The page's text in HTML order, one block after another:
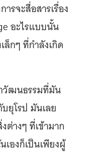
รจะสื่อสารเรื่อง
อะไรแบบนั้น
กๆ ที่กำลังเกิด
วัฒนธรรมที่มัน
ยุโรป มันเลย
ต่างๆ ที่เข้ามาก
องก็เป็นเพียงผู้